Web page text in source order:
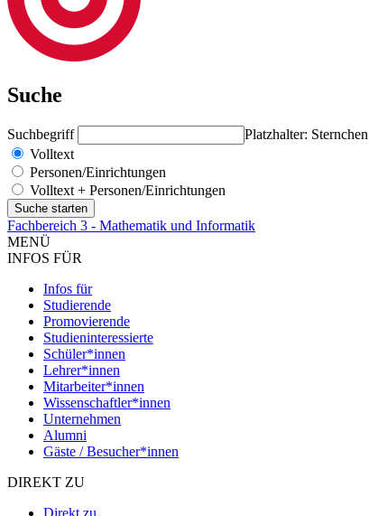
Suche
Suchbegriff
Platzhalter:
Volltext
Personen/Einrichtungen
Volltext + Personen/Einrichtungen
Fachbereich 3 - Mathematik und Informatik
MENÜ
INFOS FÜR
Infos für
Studierende
Promovierende
Studieninteressierte
Schüler*innen
Lehrer*innen
Mitarbeiter*innen
Wissenschaftler*innen
Unternehmen
Alumni
Gäste / Besucher*innen
DIREKT ZU
Direkt zu